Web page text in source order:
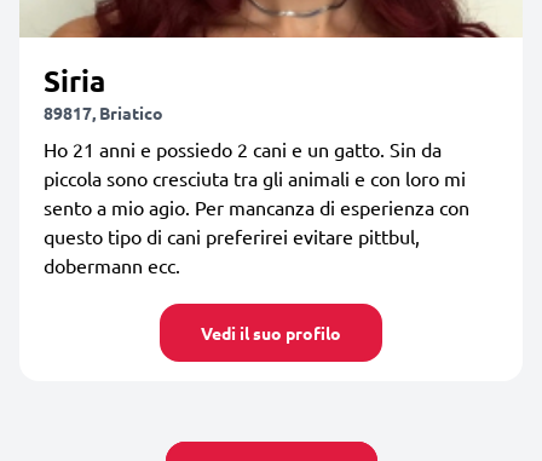
Siria
89817, Briatico
Ho 21 anni e possiedo 2 cani e un gatto. Sin da
piccola sono cresciuta tra gli animali e con loro mi
sento a mio agio. Per mancanza di esperienza con
questo tipo di cani preferirei evitare pittbul,
dobermann ecc.
Vedi il suo profilo